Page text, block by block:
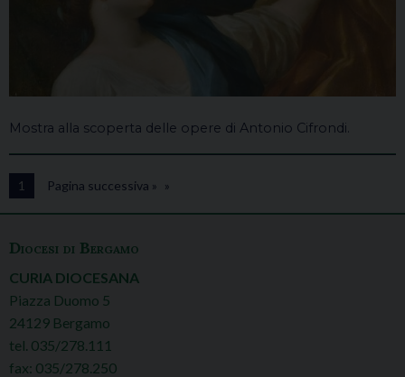
Mostra alla scoperta delle opere di Antonio Cifrondi.
1 Pagina successiva »
Diocesi di Bergamo
CURIA DIOCESANA
Piazza Duomo 5
24129 Bergamo
tel. 035/278.111
fax: 035/278.250